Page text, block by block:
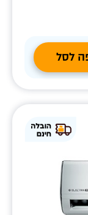
לסל